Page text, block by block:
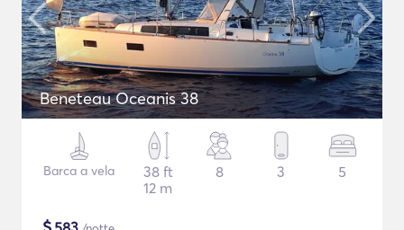
Beneteau Oceanis 38
Barca a vela
38 ft
12 m
8 3 5